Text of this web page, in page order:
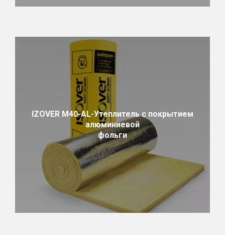
IZOVER М40-AL-Утеплитель с покрытием
алюминиевой
фольги